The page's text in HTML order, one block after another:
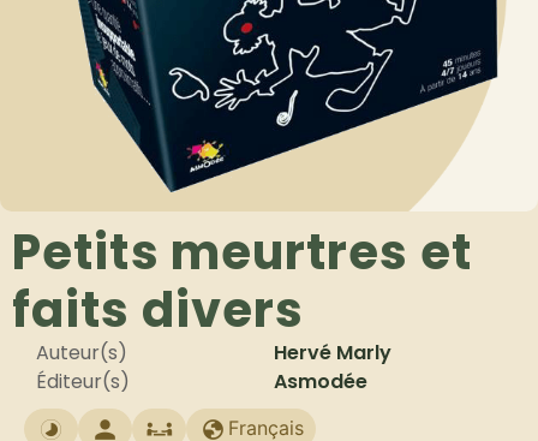
Petits meurtres et
faits divers
Auteur(s)
Hervé Marly
Éditeur(s)
Asmodée
Français